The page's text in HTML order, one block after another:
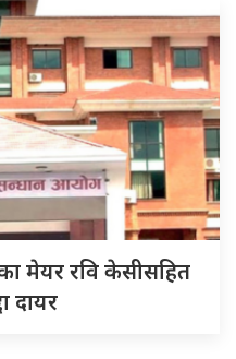
मेयर रवि केसीसहित
दायर